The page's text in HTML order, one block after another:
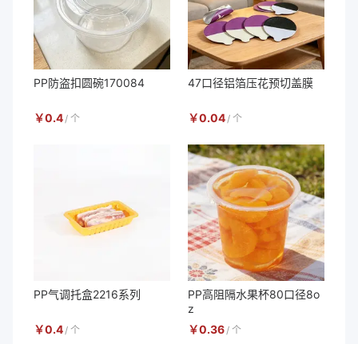
PP防盗扣圆碗170084
￥0.4/ 个
47口径铝箔压花预切盖膜
￥0.04/ 个
PP气调托盒2216系列
￥0.4/ 个
PP高阻隔水果杯80口径8o
z
￥0.36/ 个